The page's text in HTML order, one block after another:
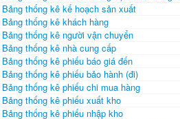
Bảng thống kê kế hoạch sản xuất
Bảng thống kê khách hàng
Bảng thống kê người vận chuyển
Bảng thống kê nhà cung cấp
Bảng thống kê phiếu báo giá đến
Bảng thống kê phiếu bảo hành (đi)
Bảng thống kê phiếu chi mua hàng
Bảng thống kê phiếu xuất kho
Bảng thống kê phiếu nhập kho